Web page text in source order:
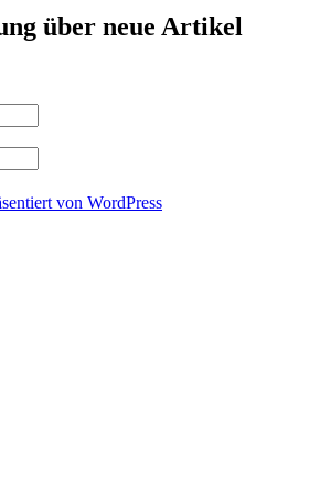
über neue Artikel
von WordPress